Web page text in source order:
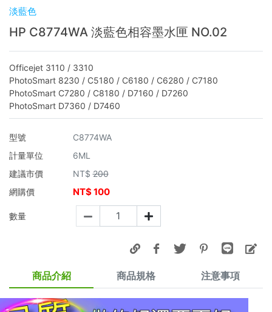
淡藍色
HP C8774WA 淡藍色相容墨水匣 NO.02
Officejet 3110 / 3310
PhotoSmart 8230 / C5180 / C6180 / C6280 / C7180
PhotoSmart C7280 / C8180 / D7160 / D7260
PhotoSmart D7360 / D7460
型號
C8774WA
計量單位
6ML
建議市價
NT$ 200
網購價
NT$100
數量
商品介紹 商品規格 注意事項